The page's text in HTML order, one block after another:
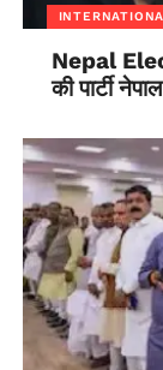
Nepal
की पार्टी